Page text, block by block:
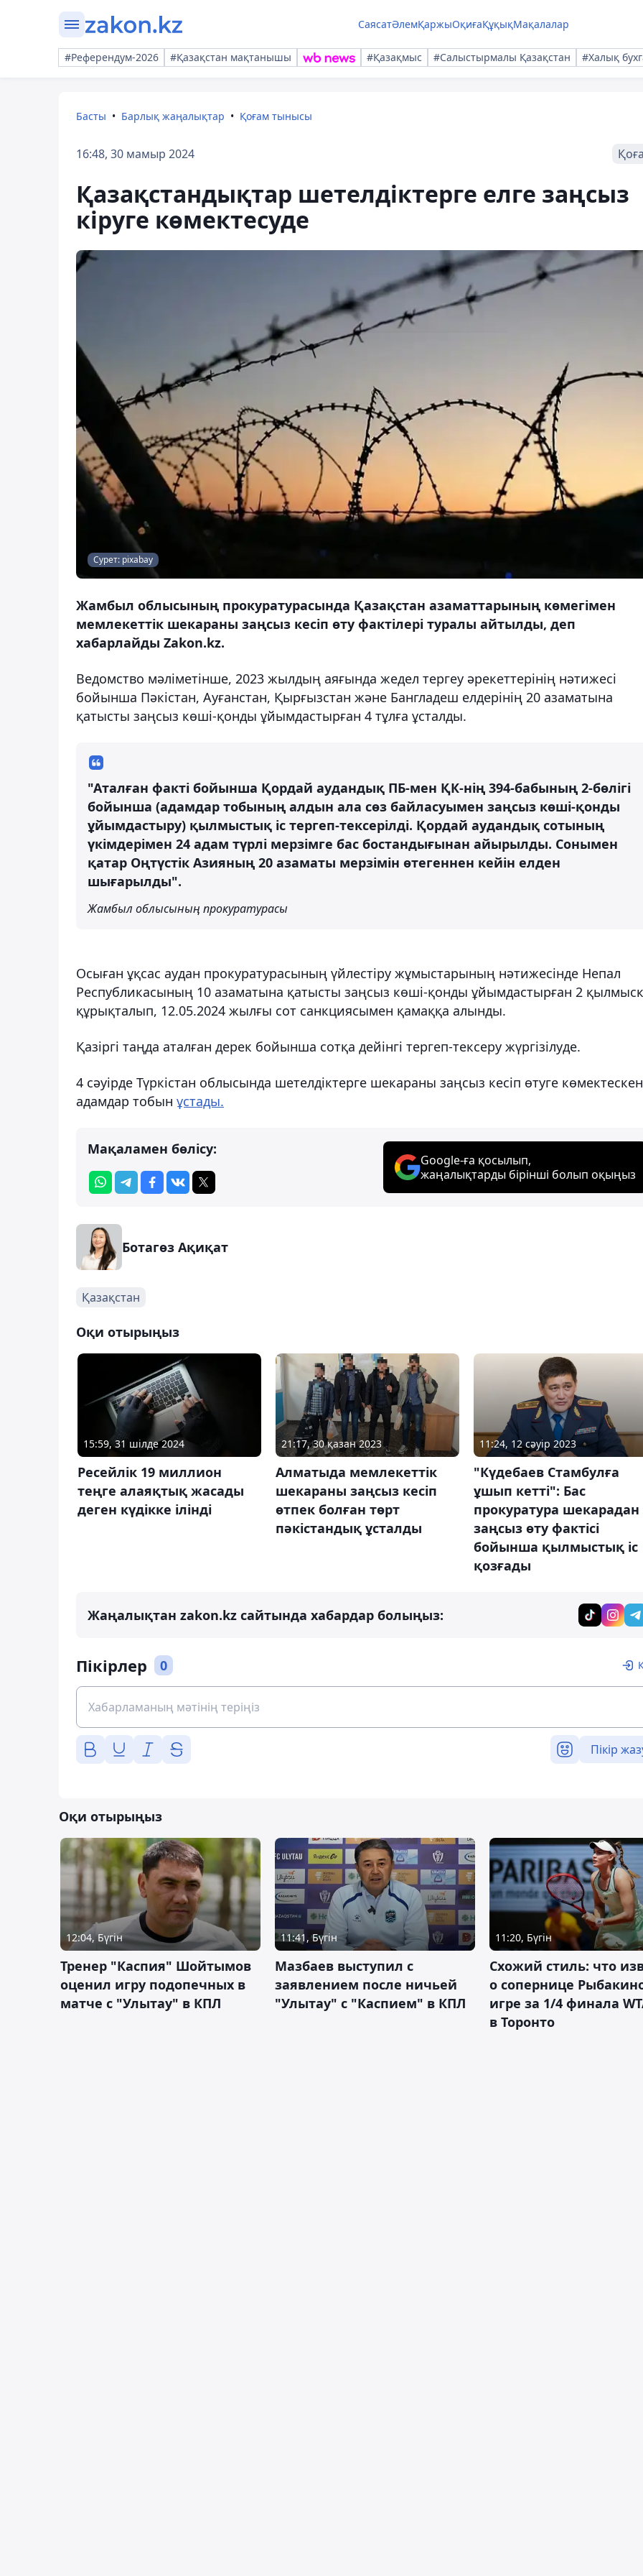
СаясатӘлемҚаржыОқиғаҚұқықМақалалар
#Референдум-2026 #Қазақстан мақтанышы #Қазақмыс #Салыстырмалы Қазақстан #Халық
Басты Барлық жаңалықтар Қоғам тынысы
16:48, 30 мамыр 2024
Қазақстандықтар шетелдіктерге елге заңсыз
кіруге көмектесуде
Сурет: pixabay
Жамбыл облысының прокуратурасында Қазақстан азаматтарының көмегімен
мемлекеттік шекараны заңсыз кесіп өту фактілері туралы айтылды, деп
хабарлайды Zakon.kz.
Ведомство мәліметінше, 2023 жылдың аяғында жедел тергеу әрекеттерінің нәтижесі
бойынша Пәкістан, Ауғанстан, Қырғызстан және Бангладеш елдерінің 20 азаматына
қатысты заңсыз көші-қонды ұйымдастырған 4 тұлға ұсталды.
"Аталған факті бойынша Қордай аудандық ПБ-мен ҚК-нің 394-бабының 2-бөлігі
бойынша (адамдар тобының алдын ала сөз байласуымен заңсыз көші-қонды
ұйымдастыру) қылмыстық іс тергеп-тексерілді. Қордай аудандық сотының
үкімдерімен 24 адам түрлі мерзімге бас бостандығынан айырылды. Сонымен
қатар Оңтүстік Азияның 20 азаматы мерзімін өтегеннен кейін елден
шығарылды".
Жамбыл облысының прокуратурасы
Осыған ұқсас аудан прокуратурасының үйлестіру жұмыстарының нәтижесінде Непал
Республикасының 10 азаматына қатысты заңсыз көші-қонды ұйымдастырған 2
құрықталып, 12.05.2024 жылғы сот санкциясымен қамаққа алынды.
Қазіргі таңда аталған дерек бойынша сотқа дейінгі тергеп-тексеру жүргізілуде.
4 сәуірде Түркістан облысында шетелдіктерге шекараны заңсыз кесіп өтуге көмектескен
адамдар тобын ұстады.
Мақаламен бөлісу:
Google-ға қосылып,
жаңалықтарды бірінші болып оқыңыз
Ботагөз Ақиқат
Қазақстан
Оқи отырыңыз
15:59, 31 шілде 2024
Ресейлік 19 миллион
теңге алаяқтық жасады
деген күдікке ілінді
21:17, 30 қазан 2023
Алматыда мемлекеттік
шекараны заңсыз кесіп
өтпек болған төрт
пәкістандық ұсталды
11:24, 12 сәуір 2023
"Күдебаев Стамбулға
ұшып кетті": Бас
прокуратура шекарадан
заңсыз өту фактісі
бойынша қылмыстық іс
қозғады
Жаңалықтан zakon.kz сайтында хабардар болыңыз:
Пікірлер 0
Пікір
Оқи отырыңыз
12:04, Бүгін
Тренер "Каспия" Шойтымов
оценил игру подопечных в
матче с "Улытау" в КПЛ
11:41, Бүгін
Мазбаев выступил с
заявлением после ничьей
"Улытау" с "Каспием" в КПЛ
11:20, Бүгін
Схожий стиль: что
о сопернице
игре за 1/4 финала
в Торонто